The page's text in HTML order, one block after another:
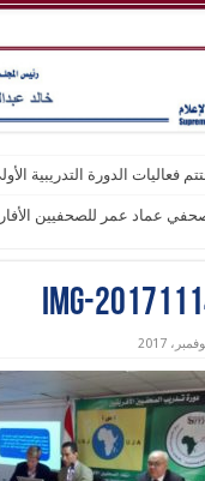
فعاليات الدورة التدريبية
عماد عمر للصحفيين
IMG-